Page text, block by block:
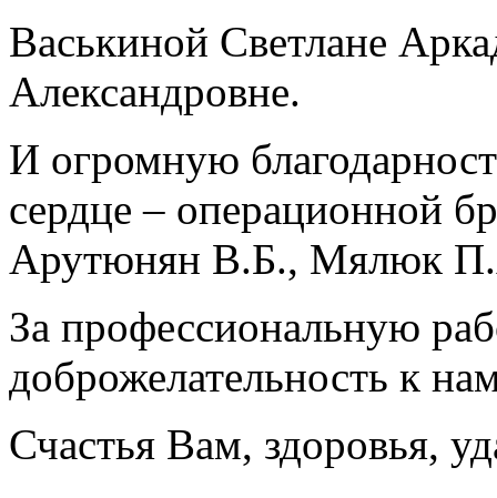
Васькиной Светлане
Александровне.
И огромную
сердце – операционной
Арутюнян В.Б., Мялюк
За профессиональную
доброжелательность к
Счастья Вам, здоровья,